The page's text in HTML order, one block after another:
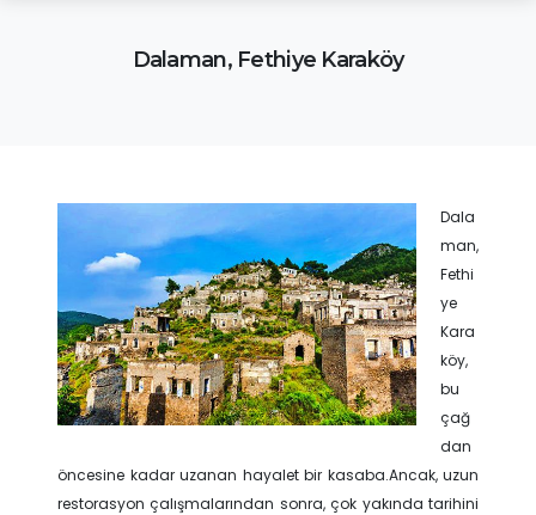
Dalaman, Fethiye Karaköy
Dala
man,
Fethi
ye
Kara
köy,
bu
çağ
dan
öncesine kadar uzanan hayalet bir kasaba.Ancak, uzun
restorasyon çalışmalarından sonra, çok yakında tarihini